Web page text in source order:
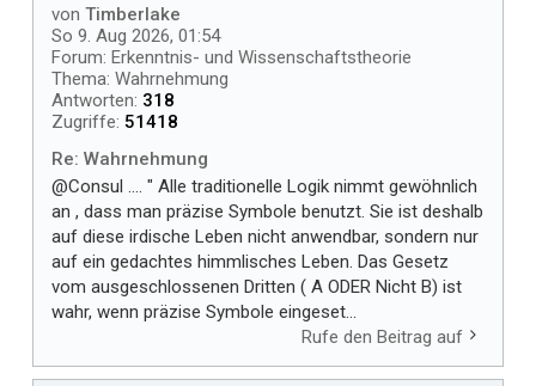
von Timberlake
So 9. Aug 2026, 01:54
Forum: Erkenntnis- und Wissenschaftstheorie
Thema: Wahrnehmung
Antworten: 318
Zugriffe: 51418
Re: Wahrnehmung
@Consul .... " Alle traditionelle Logik nimmt gewöhnlich
an , dass man präzise Symbole benutzt. Sie ist deshalb
auf diese irdische Leben nicht anwendbar, sondern nur
auf ein gedachtes himmlisches Leben. Das Gesetz
vom ausgeschlossenen Dritten ( A ODER Nicht B) ist
wahr, wenn präzise Symbole eingeset...
Rufe den Beitrag auf